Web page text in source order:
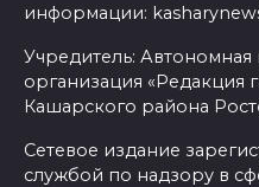
информации:
Учредитель:
организация «Редакция
Кашарского района
Сетевое издание
службой по надзору в